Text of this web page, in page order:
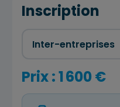
Inscription
Prix : 1 600 €